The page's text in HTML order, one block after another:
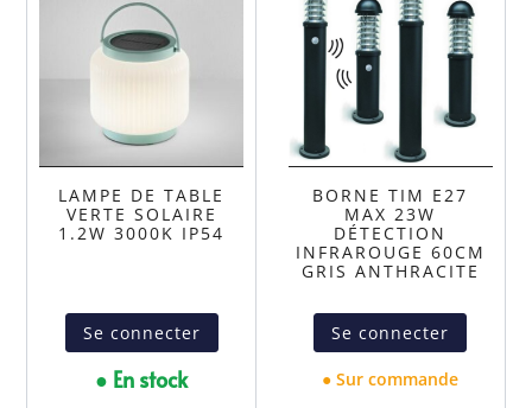
LAMPE DE TABLE
VERTE SOLAIRE
1.2W 3000K IP54
Se connecter
● En stock
BORNE TIM E27
MAX 23W
DÉTECTION
INFRAROUGE 60CM
GRIS ANTHRACITE
Se connecter
● Sur commande